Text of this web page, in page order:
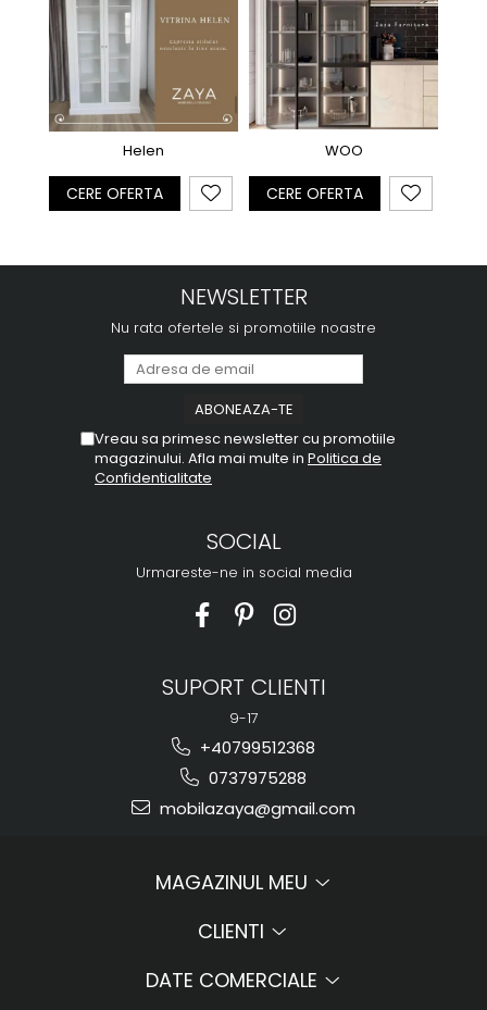
Helen
CERE OFERTA
WOO
CERE OFERTA
NEWSLETTER
Nu rata ofertele si promotiile noastre
Vreau sa primesc newsletter cu promotiile
magazinului. Afla mai multe in Politica de
Confidentialitate
SOCIAL
Urmareste-ne in social media
SUPORT CLIENTI
9-17
+40799512368
0737975288
mobilazaya@gmail.com
MAGAZINUL MEU
CLIENTI
DATE COMERCIALE